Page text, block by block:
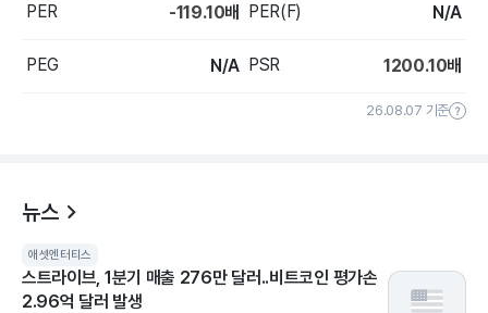
PER -119.10배 PER(F) N/A
PEG N/A PSR 1200.10배
26.08.07 기준
뉴스
애셋엔터티스
스트라이브, 1분기 매출 276만 달러..비트코인 평가손
2.96억 달러 발생